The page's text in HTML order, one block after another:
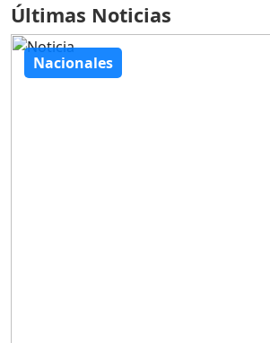
Últimas Noticias
Nacionales